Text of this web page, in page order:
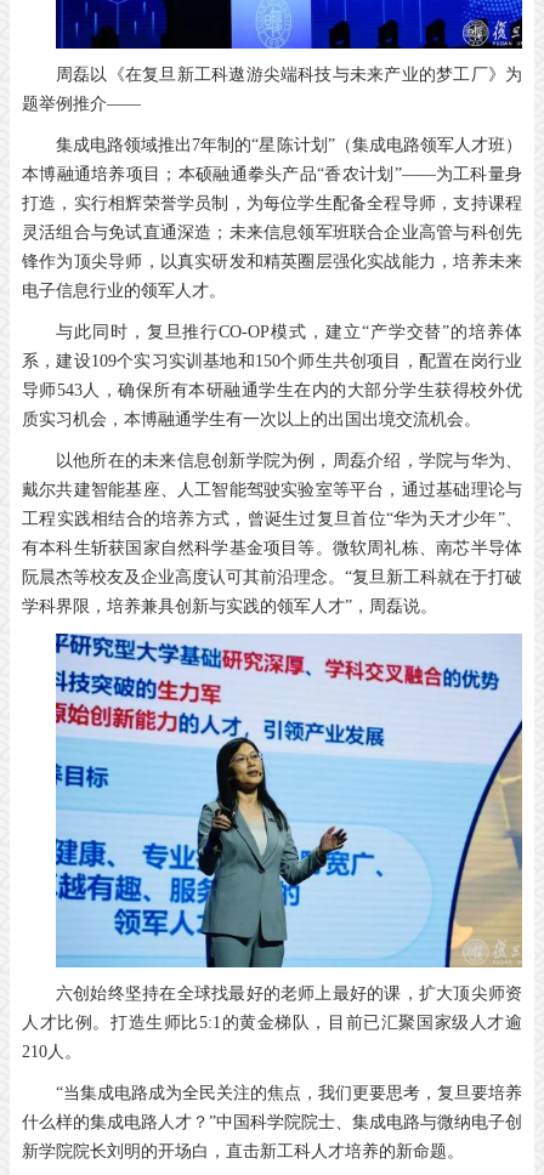
周磊以《在复旦新工科遨游尖端科技与未来产业的梦工厂》为
题举例推介——
集成电路领域推出7年制的“星陈计划”（集成电路领军人才班）
本博融通培养项目；本硕融通拳头产品“香农计划”——为工科量身
打造，实行相辉荣誉学员制，为每位学生配备全程导师，支持课程
灵活组合与免试直通深造；未来信息领军班联合企业高管与科创先
锋作为顶尖导师，以真实研发和精英圈层强化实战能力，培养未来
电子信息行业的领军人才。
与此同时，复旦推行CO-OP模式，建立“产学交替”的培养体
系，建设109个实习实训基地和150个师生共创项目，配置在岗行业
导师543人，确保所有本研融通学生在内的大部分学生获得校外优
质实习机会，本博融通学生有一次以上的出国出境交流机会。
以他所在的未来信息创新学院为例，周磊介绍，学院与华为、
戴尔共建智能基座、人工智能驾驶实验室等平台，通过基础理论与
工程实践相结合的培养方式，曾诞生过复旦首位“华为天才少年”、
有本科生斩获国家自然科学基金项目等。微软周礼栋、南芯半导体
阮晨杰等校友及企业高度认可其前沿理念。“复旦新工科就在于打破
学科界限，培养兼具创新与实践的领军人才”，周磊说。
六创始终坚持在全球找最好的老师上最好的课，扩大顶尖师资
人才比例。打造生师比5:1的黄金梯队，目前已汇聚国家级人才逾
210人。
“当集成电路成为全民关注的焦点，我们更要思考，复旦要培养
什么样的集成电路人才？”中国科学院院士、集成电路与微纳电子创
新学院院长刘明的开场白，直击新工科人才培养的新命题。